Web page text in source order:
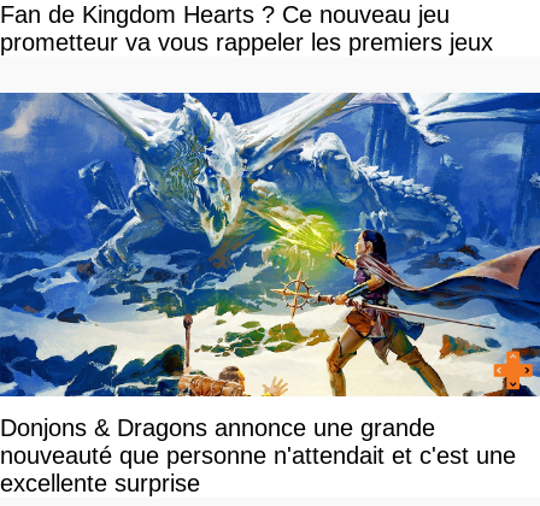
Fan de Kingdom Hearts ? Ce nouveau jeu
prometteur va vous rappeler les premiers jeux
Donjons & Dragons annonce une grande
nouveauté que personne n'attendait et c'est une
excellente surprise